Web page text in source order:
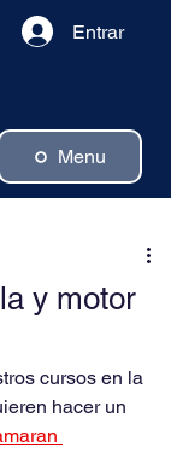
Menu
Entrar
y motor
cursos en la
hacer un